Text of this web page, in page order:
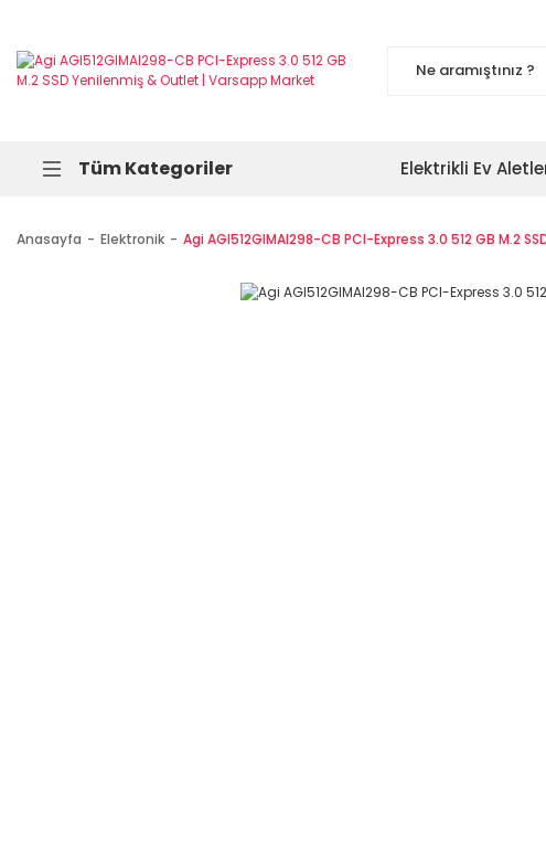
Tüm Kategoriler Elektrikli Ev
Anasayfa Elektronik Agi AGI512GIMAI298-CB PCI-Express 3.0 512 GB M.2